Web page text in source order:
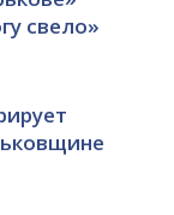
свело»